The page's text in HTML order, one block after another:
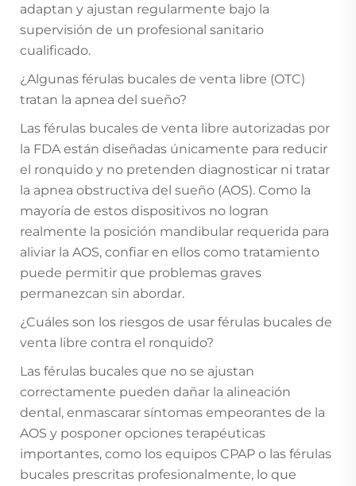
adaptan y ajustan regularmente bajo la
supervisión de un profesional sanitario
cualificado.
¿Algunas férulas bucales de venta libre (OTC)
tratan la apnea del sueño?
Las férulas bucales de venta libre autorizadas por
la FDA están diseñadas únicamente para reducir
el ronquido y no pretenden diagnosticar ni tratar
la apnea obstructiva del sueño (AOS). Como la
mayoría de estos dispositivos no logran
realmente la posición mandibular requerida para
aliviar la AOS, confiar en ellos como tratamiento
puede permitir que problemas graves
permanezcan sin abordar.
¿Cuáles son los riesgos de usar férulas bucales de
venta libre contra el ronquido?
Las férulas bucales que no se ajustan
correctamente pueden dañar la alineación
dental, enmascarar síntomas empeorantes de la
AOS y posponer opciones terapéuticas
importantes, como los equipos CPAP o las férulas
bucales prescritas profesionalmente, lo que